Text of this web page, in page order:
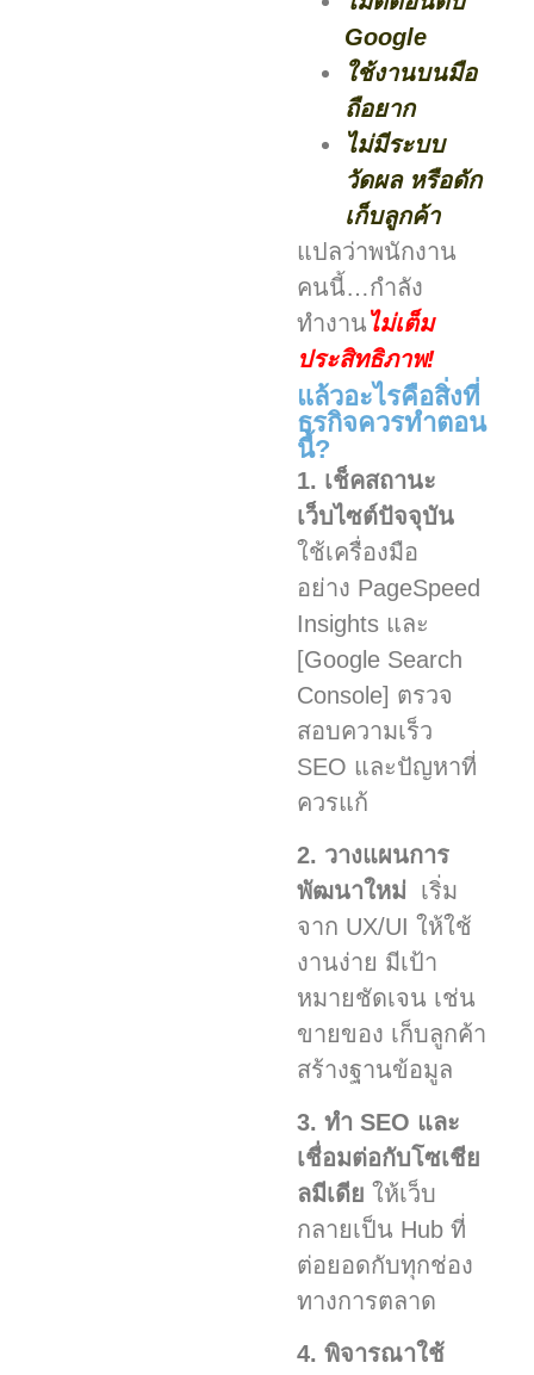
Google
ใช้งานบนมือ
ถือยาก
ไม่มีระบบ
วัดผล หรือดัก
เก็บลูกค้า
แปลว่าพนักงาน
คนนี้…กำลัง
ทำงานไม่เต็ม
ประสิทธิภาพ!
แล้วอะไรคือสิ่งที่
ธุรกิจควรทำตอน
นี้?
1. เช็คสถานะ
เว็บไซต์ปัจจุบัน
ใช้เครื่องมือ
อย่าง PageSpeed
Insights และ
[Google Search
Console] ตรวจ
สอบความเร็ว
SEO และปัญหาที่
ควรแก้
2. วางแผนการ
พัฒนาใหม่ เริ่ม
จาก UX/UI ให้ใช้
งานง่าย มีเป้า
หมายชัดเจน เช่น
ขายของ เก็บลูกค้า
สร้างฐานข้อมูล
3. ทำ SEO และ
เชื่อมต่อกับโซเชีย
ลมีเดีย ให้เว็บ
กลายเป็น Hub ที่
ต่อยอดกับทุกช่อง
ทางการตลาด
4. พิจารณาใช้